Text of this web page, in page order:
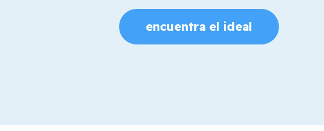
encuentra el ideal